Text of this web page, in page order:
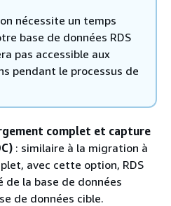
nécessite un temps
base de données RDS
pas accessible aux
pendant le processus de
complet et capture
: similaire à la migration à
avec cette option, RDS
de la base de données
de données cible.